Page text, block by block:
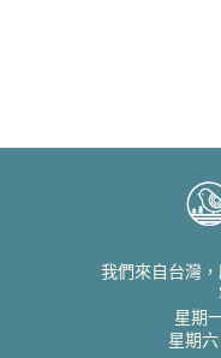
我們來自台灣
星期
星期